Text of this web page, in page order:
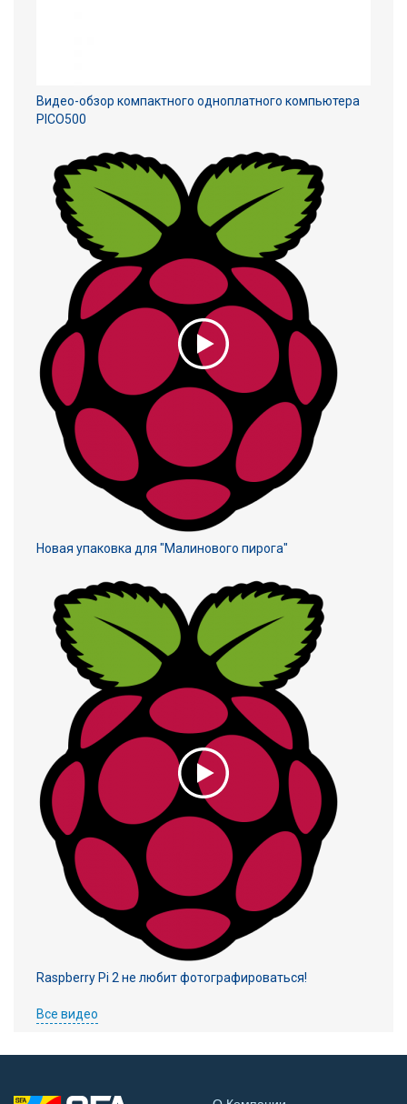
Видео-обзор компактного одноплатного компьютера
PICO500
Новая упаковка для "Малинового пирога"
Raspberry Pi 2 не любит фотографироваться!
Все видео